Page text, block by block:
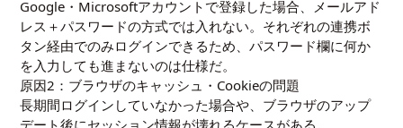
Google・Microsoftアカウントで登録した場合、メールアド
レス＋パスワードの方式では入れない。それぞれの連携ボ
タン経由でのみログインできるため、パスワード欄に何か
を入力しても進まないのは仕様だ。
原因2：ブラウザのキャッシュ・Cookieの問題
長期間ログインしていなかった場合や、ブラウザのアップ
デート後にセッション情報が壊れるケースがある。